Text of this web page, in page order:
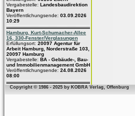
Vergabestelle: Landesbaudirektion
Bayern
Veröffentlichungsende: 03.09.2026
10:29
Hamburg, Kurt-Schumacher-Allee
16, 330-Fenster/Verglasungen
Erfüllungsort: 20097 Agentur für
Arbeit Hamburg, Norderstraße 103,
20097 Hamburg
Vergabestelle: BA - Gebäude-, Bau-
und Immobilienmanagement GmbH
Veröffentlichungsende: 24.08.2026
08:00
Copyright © 1986 - 2025 by KOBRA Verlag, Offenburg